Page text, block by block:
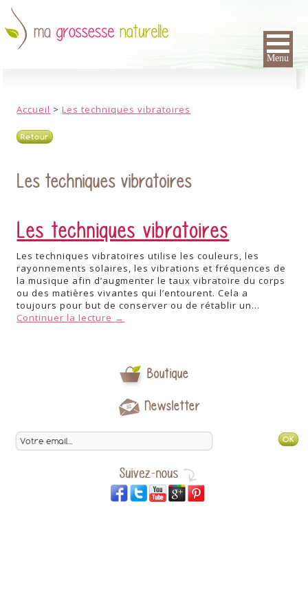
Accueil >Les techniques vibratoires
Retour
Les techniques vibratoires
Les techniques vibratoires
Les techniques vibratoires utilise les couleurs, les
rayonnements solaires, les vibrations et fréquences de
la musique afin d’augmenter le taux vibratoire du corps
ou des matières vivantes qui l’entourent. Cela a
toujours pour but de conserver ou de rétablir un…
Continuer la lecture →
Boutique
Newsletter
Menu